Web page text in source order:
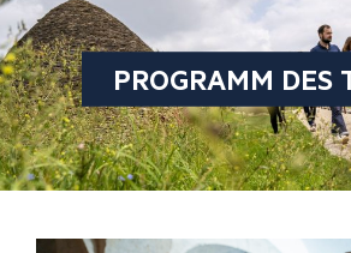
PROGRAMM DES